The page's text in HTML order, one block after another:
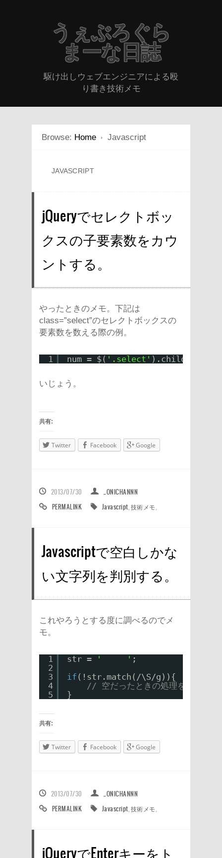
うぇぶろぐら
まーな日誌
駆け出しウェブエンジニアによる殴
り書き技術メモ
Browse: Home Javascript
JAVASCRIPT
jQueryでセレクトボッ
クスの子要素数をカウ
ントする。
やったときのメモ。下記は
class=”select”のセレクトボックスの
要素数を数える際の例。
1 num = $( '.select'
いじょう。
共有:
Twitter Facebook Google
2013/07/30
_ONICHANNN
PERMALINK
Javascript 技術メモ
Javascriptで空白しかな
い文字列を判別する。
これやろうとする度に調べるのでメ
モ。
1
2
3
4
5
str = '　　　' ;
if (!str.match(/\S/g)){
// 空だったときの処理を記述
}
共有:
Twitter Facebook Google
2013/07/30
_ONICHANNN
PERMALINK
Javascript 技術メモ
jQueryでEnterキーをト